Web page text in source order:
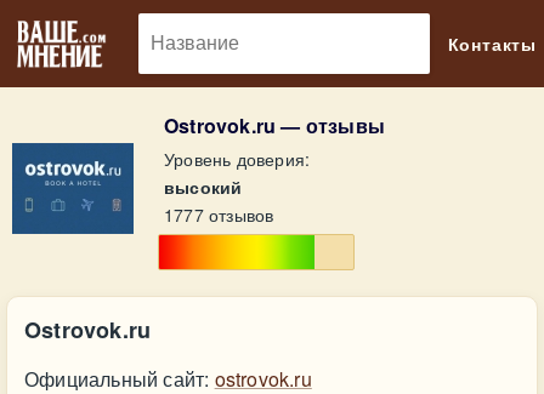
Контакты
Ostrovok.ru — отзывы
Уровень доверия:
высокий
1777 отзывов
Ostrovok.ru
Официальный сайт: ostrovok.ru